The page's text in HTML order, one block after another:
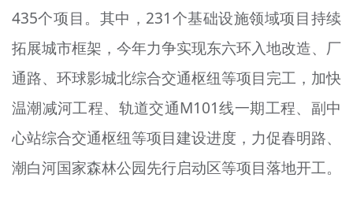
435个项目。其中，231个基础设施领域项目持续
拓展城市框架，今年力争实现东六环入地改造、厂
通路、环球影城北综合交通枢纽等项目完工，加快
温潮减河工程、轨道交通M101线一期工程、副中
心站综合交通枢纽等项目建设进度，力促春明路、
潮白河国家森林公园先行启动区等项目落地开工。